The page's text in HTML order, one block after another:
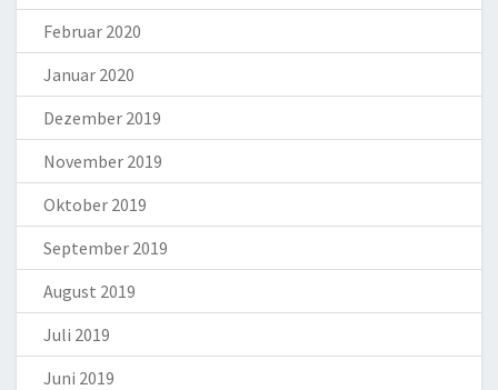
Februar 2020
Januar 2020
Dezember 2019
November 2019
Oktober 2019
September 2019
August 2019
Juli 2019
Juni 2019